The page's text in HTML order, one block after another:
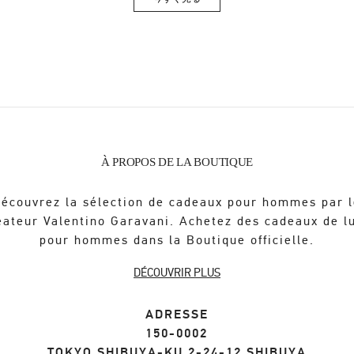
Link Opens in New Tab
À PROPOS DE LA BOUTIQUE
la sélection de cadeaux pour hommes par
Valentino Garavani. Achetez des cadeaux de
pour hommes dans la Boutique officielle.
DÉCOUVRIR PLUS
ADRESSE
150-0002